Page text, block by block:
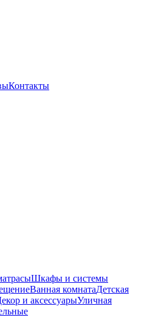
Контакты
Шкафы и системы
Ванная комнатаДетская
и аксессуарыУличная